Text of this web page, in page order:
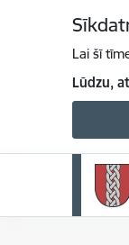
Lai šī
Lūdzu,